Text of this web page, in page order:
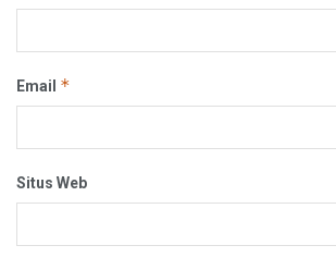
Email *
Situs Web